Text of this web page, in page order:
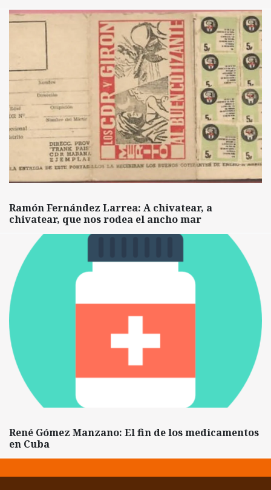
Ramón Fernández Larrea: A chivatear, a
chivatear, que nos rodea el ancho mar
René Gómez Manzano: El fin de los medicamentos
en Cuba